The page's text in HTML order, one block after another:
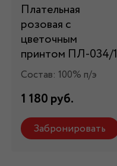
Плательная
розовая с
цветочным
принтом ПЛ-034/1
Состав: 100% п/э
1 180 руб.
Забронировать